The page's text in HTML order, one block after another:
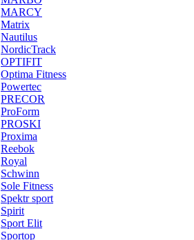
MARCY
Matrix
Nautilus
NordicTrack
OPTIFIT
Optima Fitness
Powertec
PRECOR
ProForm
PROSKI
Proxima
Reebok
Royal
Schwinn
Sole Fitness
Spektr sport
Spirit
Sport Elit
Sportop